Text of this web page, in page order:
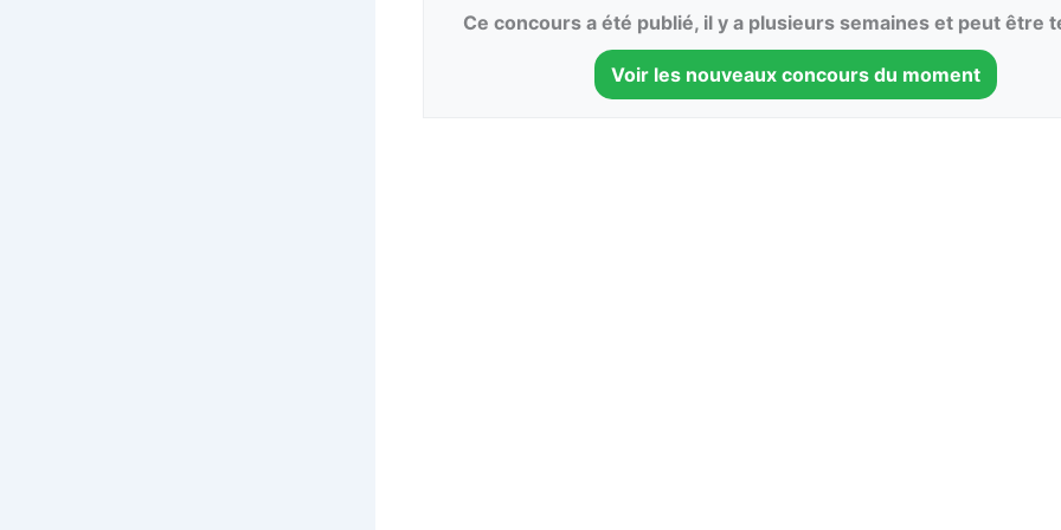
Ce concours a été publié, il y a plusieurs semaines et peut être
Voir les nouveaux concours du moment